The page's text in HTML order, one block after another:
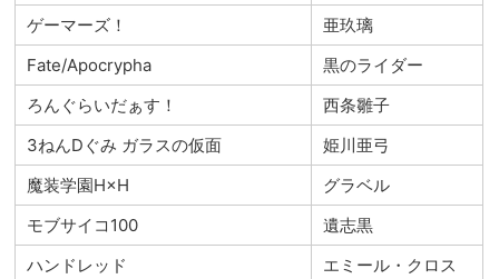
ゲーマーズ！
亜玖璃
Fate/Apocrypha
黒のライダー
ろんぐらいだぁす！
西条雛子
3ねんDぐみ ガラスの仮面
姫川亜弓
魔装学園H×H
グラベル
モブサイコ100
遺志黒
ハンドレッド
エミール・クロス